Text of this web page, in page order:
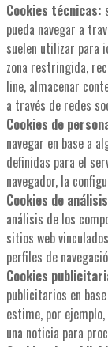
Cookies técnicas:
pueda navegar a
suelen utilizar para
zona restringida,
line, almacenar
a través de redes
Cookies de
navegar en base a
definidas para el
navegador, la
Cookies de
análisis de los
sitios web
perfiles de
Cookies
publicitarios en
estime, por
una noticia para